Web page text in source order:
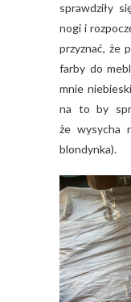
sprawdziły
nogi i
przyznać, że
farby do
mnie
na to by
że wysycha
blondynka).